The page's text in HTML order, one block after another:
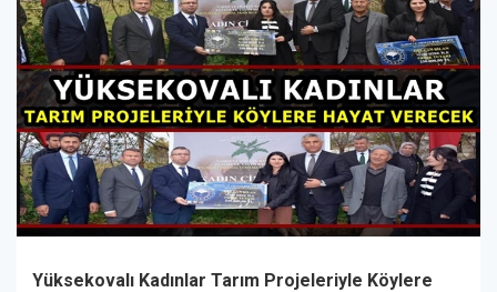
Yüksekovalı Kadınlar Tarım Projeleriyle Köylere